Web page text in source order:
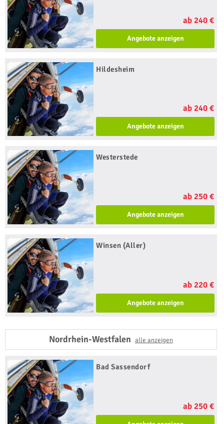
ab 240 €
Angebote anzeigen
Hildesheim
ab 240 €
Angebote anzeigen
Westerstede
ab 250 €
Angebote anzeigen
Winsen (Aller)
ab 220 €
Angebote anzeigen
Nordrhein-Westfalen alle anzeigen
Bad Sassendorf
ab 250 €